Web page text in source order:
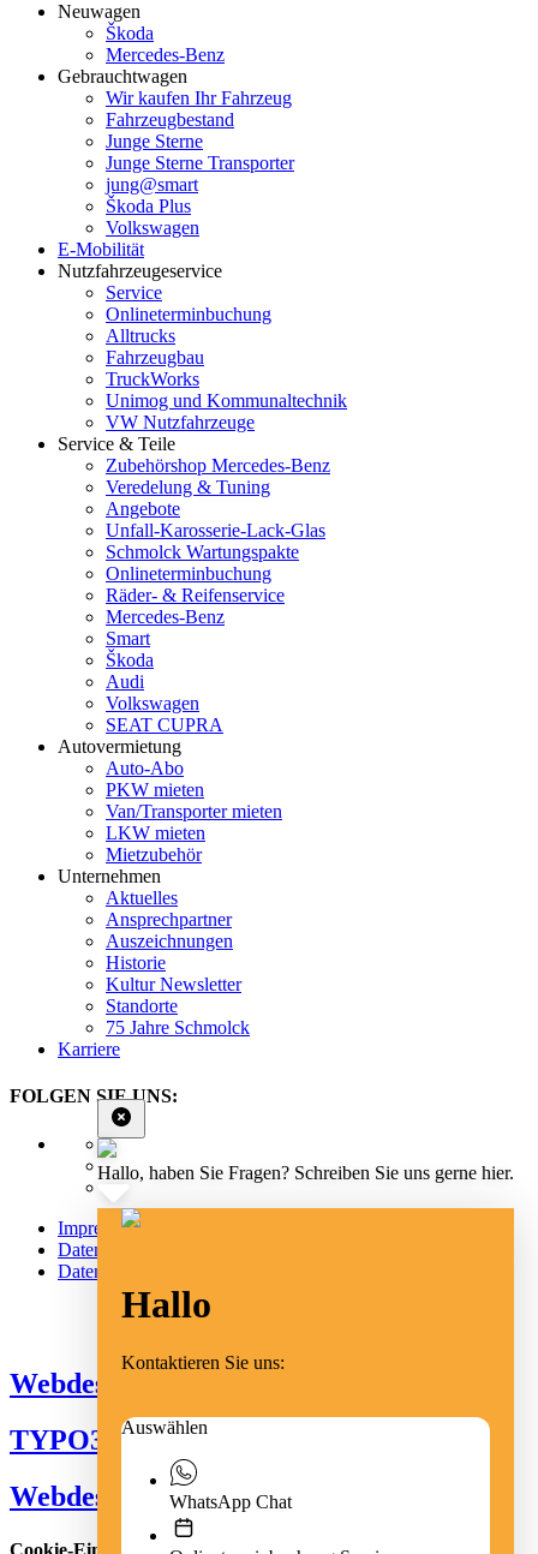
Neuwagen
Škoda
Mercedes-Benz
Gebrauchtwagen
Wir kaufen Ihr Fahrzeug
Fahrzeugbestand
Junge Sterne
Junge Sterne Transporter
jung@smart
Škoda Plus
Volkswagen
E-Mobilität
Nutzfahrzeugeservice
Service
Onlineterminbuchung
Alltrucks
Fahrzeugbau
TruckWorks
Unimog und Kommunaltechnik
VW Nutzfahrzeuge
Service & Teile
Zubehörshop Mercedes-Benz
Veredelung & Tuning
Angebote
Unfall-Karosserie-Lack-Glas
Schmolck Wartungspakte
Onlineterminbuchung
Räder- & Reifenservice
Mercedes-Benz
Smart
Škoda
Audi
Volkswagen
SEAT CUPRA
Autovermietung
Auto-Abo
PKW mieten
Van/Transporter mieten
LKW mieten
Mietzubehör
Unternehmen
Aktuelles
Ansprechpartner
Auszeichnungen
Historie
Kultur Newsletter
Standorte
75 Jahre Schmolck
Karriere
FOLGEN SIE UNS:
Impressum
Datenschutz
Datenschutz Social Media
Webdesign Emmendingen
TYPO3 Freiburg
Webdesign Freiburg
Hallo, haben Sie Fragen? Schreiben Sie uns gerne hier.
Hallo
Kontaktieren Sie uns:
Auswählen
WhatsApp Chat
Cookie-Einstellungen